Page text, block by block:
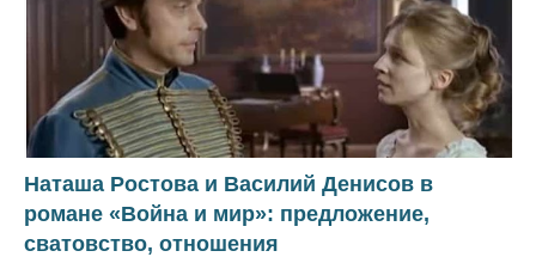
Наташа Ростова и Василий Денисов в
романе «Война и мир»: предложение,
сватовство, отношения